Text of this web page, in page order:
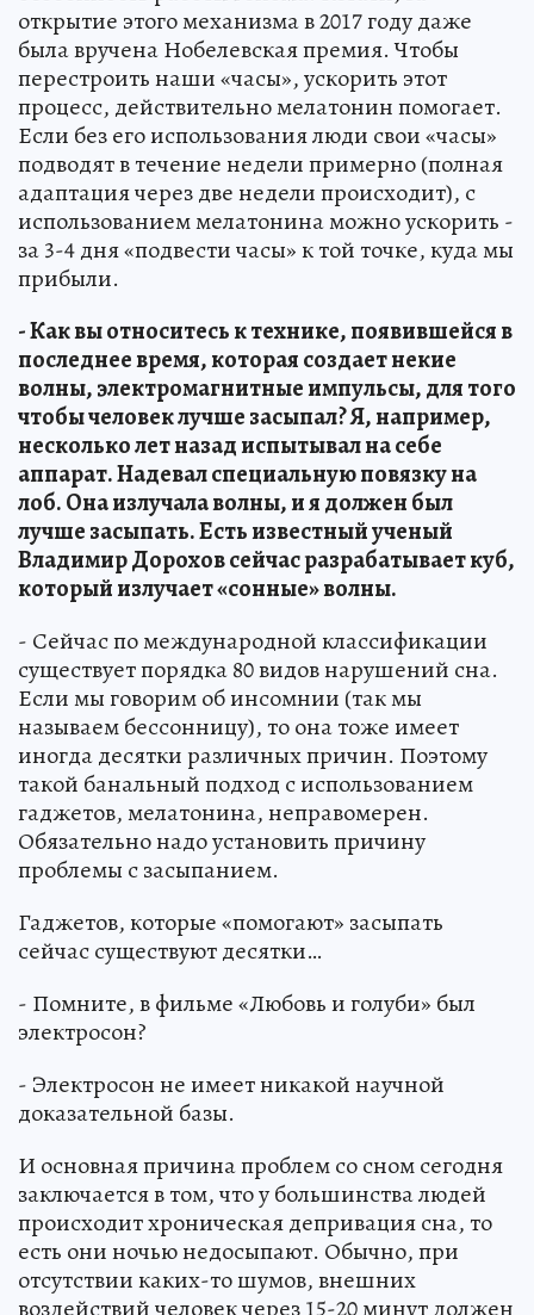
открытие этого механизма в 2017 году даже
была вручена Нобелевская премия. Чтобы
перестроить наши «часы», ускорить этот
процесс, действительно мелатонин помогает.
Если без его использования люди свои «часы»
подводят в течение недели примерно (полная
адаптация через две недели происходит), с
использованием мелатонина можно ускорить -
за 3-4 дня «подвести часы» к той точке, куда мы
прибыли.
- Как вы относитесь к технике, появившейся в
последнее время, которая создает некие
волны, электромагнитные импульсы, для того
чтобы человек лучше засыпал? Я, например,
несколько лет назад испытывал на себе
аппарат. Надевал специальную повязку на
лоб. Она излучала волны, и я должен был
лучше засыпать. Есть известный ученый
Владимир Дорохов сейчас разрабатывает куб,
который излучает «сонные» волны.
- Сейчас по международной классификации
существует порядка 80 видов нарушений сна.
Если мы говорим об инсомнии (так мы
называем бессонницу), то она тоже имеет
иногда десятки различных причин. Поэтому
такой банальный подход с использованием
гаджетов, мелатонина, неправомерен.
Обязательно надо установить причину
проблемы с засыпанием.
Гаджетов, которые «помогают» засыпать
сейчас существуют десятки…
- Помните, в фильме «Любовь и голуби» был
электросон?
- Электросон не имеет никакой научной
доказательной базы.
И основная причина проблем со сном сегодня
заключается в том, что у большинства людей
происходит хроническая депривация сна, то
есть они ночью недосыпают. Обычно, при
отсутствии каких-то шумов, внешних
воздействий человек через 15-20 минут должен